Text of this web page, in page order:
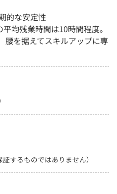
的な安定性
均残業時間は10時間程度。
腰を据えてスキルアップに専
するものではありません）